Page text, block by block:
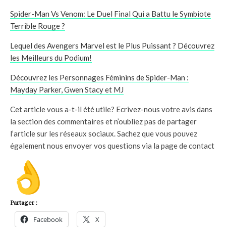
Spider-Man Vs Venom: Le Duel Final Qui a Battu le Symbiote
Terrible Rouge ?
Lequel des Avengers Marvel est le Plus Puissant ? Découvrez
les Meilleurs du Podium!
Découvrez les Personnages Féminins de Spider-Man :
Mayday Parker, Gwen Stacy et MJ
Cet article vous a-t-il été utile? Ecrivez-nous votre avis dans
la section des commentaires et n’oubliez pas de partager
l’article sur les réseaux sociaux. Sachez que vous pouvez
également nous envoyer vos questions via la page de contact
Partager :
Facebook X